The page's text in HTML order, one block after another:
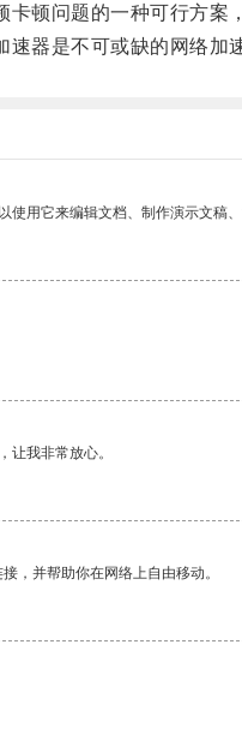
问题的一种可行方案
器是不可或缺的网络加速
用它来编辑文档、制作演示文稿、
让我非常放心。
，并帮助你在网络上自由移动。